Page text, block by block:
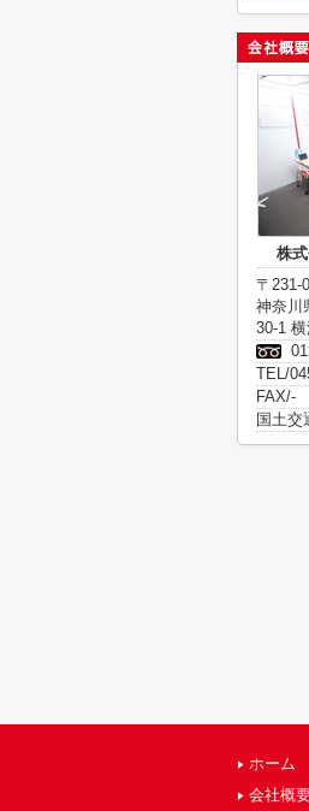
株
〒231-
神奈川
30-1
TEL/
FAX/-
国土交
ホーム
会社概